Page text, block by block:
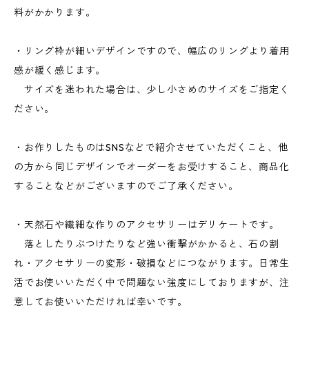
料がかかります。
・リング枠が細いデザインですので、幅広のリングより着用
感が緩く感じます。
サイズを迷われた場合は、少し小さめのサイズをご指定く
ださい。
・お作りしたものはSNSなどで紹介させていただくこと、他
の方から同じデザインでオーダーをお受けすること、商品化
することなどがございますのでご了承ください。
・天然石や繊細な作りのアクセサリーはデリケートです。
落としたりぶつけたりなど強い衝撃がかかると、石の割
れ・アクセサリーの変形・破損などにつながります。日常生
活でお使いいただく中で問題ない強度にしておりますが、注
意してお使いいただければ幸いです。